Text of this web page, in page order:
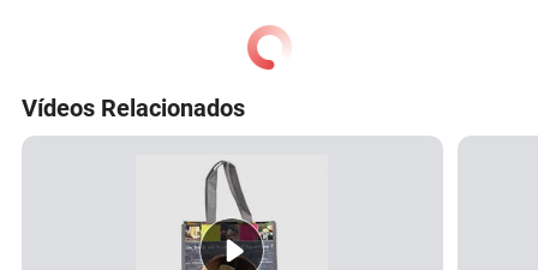
controlo de qualidade rigoroso, garantimos que cada
produto que sai da nossa fábrica cumpre os mais
elevados padrões de excelência.
Nós estendemos um convite caloroso para clientes em
todo o mundo visitar nossa fábrica, explorar nossas
ofertas de produtos e estabelecer parcerias de longo
Vídeos Relacionados